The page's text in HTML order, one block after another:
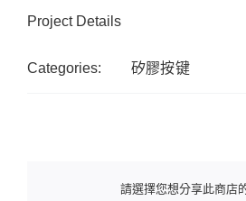
Project Details
Categories: 矽膠按键
請選擇您想分享此商店